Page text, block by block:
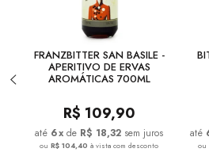
FRANZBITTER SAN BASILE -
APERITIVO DE ERVAS
AROMÁTICAS 700ML
R$ 109,90
6x de R$ 18,32 sem juros
ouR$ 104,40à vista com desconto ou